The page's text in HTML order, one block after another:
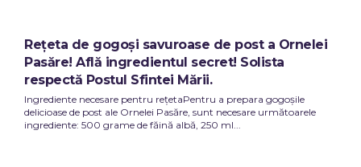
Rețeta de gogoși savuroase de post a Ornelei
Pasăre! Află ingredientul secret! Solista
respectă Postul Sfintei Mării.
Ingrediente necesare pentru rețetaPentru a prepara gogoșile
delicioase de post ale Ornelei Pasăre, sunt necesare următoarele
ingrediente: 500 grame de făină albă, 250 ml...